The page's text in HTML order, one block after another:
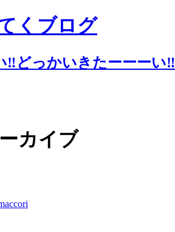
くブログ
‼︎どっかいきたーーー
カイブ